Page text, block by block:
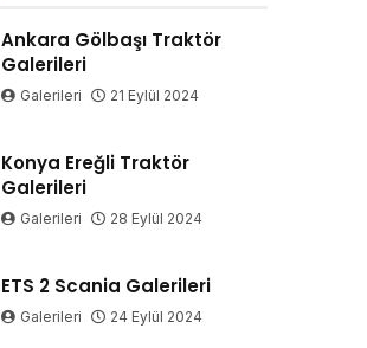
Ankara Gölbaşı Traktör
Galerileri
Galerileri 21 Eylül 2024
Konya Ereğli Traktör
Galerileri
Galerileri 28 Eylül 2024
ETS 2 Scania Galerileri
Galerileri 24 Eylül 2024